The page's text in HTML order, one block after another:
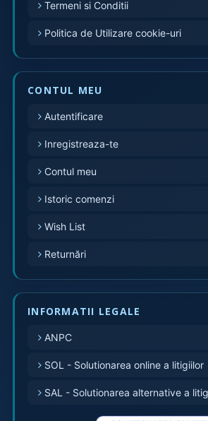
Termeni si Conditii
Politica de Utilizare cookie-uri
CONTUL MEU
Autentificare
Inregistreaza-te
Contul meu
Istoric comenzi
Wish List
Returnări
INFORMATII LEGALE
ANPC
SOL - Solutionarea online a litigiilor
SAL - Solutionarea alternative a